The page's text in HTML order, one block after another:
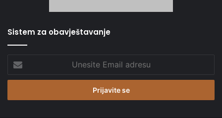
Sistem za obavještavanje
Unesite
Email
adresu